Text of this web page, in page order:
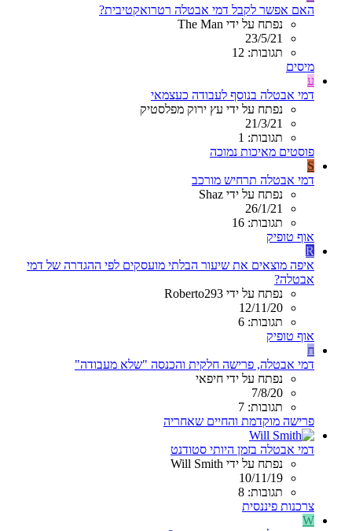
האם אפשר לקבל דמי אבטלה רטרואקטיבית?
נפתח על ידי The Man
23/5/21
תגובות: 12
מיסים
ע
דמי אבטלה בנוסף לעבודה כעצמאי
נפתח על ידי עץ ירוק מפלסטיק
21/3/21
תגובות: 1
פוסטים מאיכות נמוכה
S
דמי אבטלה תרחיש מורכב
נפתח על ידי Shaz
26/1/21
תגובות: 16
אוף טופיק
R
איפה מוצאים את שיעור הבלתי מועסקים לפי ההגדרה של דמי
אבטלה?
נפתח על ידי Roberto293
12/11/20
תגובות: 6
אוף טופיק
ח
דמי אבטלה, פרישה חלקית והכנסה "שלא מעבודה"
נפתח על ידי חיפאי
7/8/20
תגובות: 7
פרישה מוקדמת והחיים שאחריה
דמי אבטלה בזמן היותי סטודנט
נפתח על ידי Will Smith
10/11/19
תגובות: 8
צרכנות פיננסית
W